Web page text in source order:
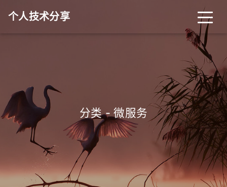
个人技术分享
分类
标签 关于 友链
关灯
分类 - 微服务